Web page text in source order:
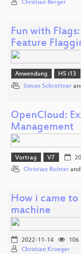
Christian Berger
Fun with
Feature
Anwendung HS i13
Simon Schrottner
OpenCloud:
Management
Vortrag V7
Christian Richter and
How i came
machine
2022-11-14
106
Christian Kroeger